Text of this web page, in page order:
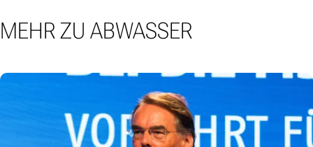
MEHR ZU ABWASSER